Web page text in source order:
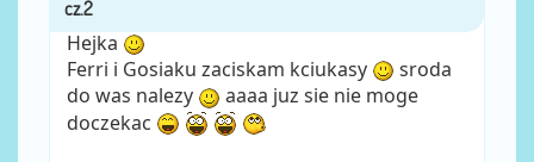
Hejka
Ferri i Gosiaku zaciskam kciukasy
sroda
do was nalezy
aaaa juz sie nie moge
doczekac